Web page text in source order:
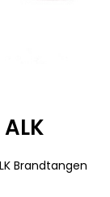
Brandtangen